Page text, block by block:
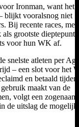
Ironman, want het
blijkt vooralsnog niet
Bij recente races, met
grootste
voor hun WK af.
snelste atleten per Age
– een slot voor het
en betaald
maakt van de
volgt een
de uitslag de